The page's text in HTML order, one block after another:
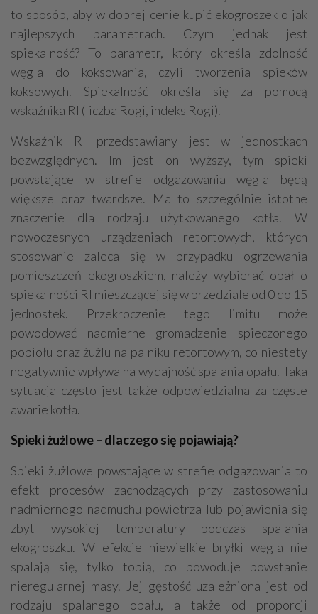
to sposób, aby w dobrej cenie kupić ekogroszek o jak
najlepszych parametrach. Czym jednak jest
spiekalność? To parametr, który określa zdolność
węgla do koksowania, czyli tworzenia spieków
koksowych. Spiekalność określa się za pomocą
wskaźnika RI (liczba Rogi, indeks Rogi).
Wskaźnik RI przedstawiany jest w jednostkach
bezwzględnych. Im jest on wyższy, tym spieki
powstające w strefie odgazowania węgla będą
większe oraz twardsze. Ma to szczególnie istotne
znaczenie dla rodzaju użytkowanego kotła. W
nowoczesnych urządzeniach retortowych, których
stosowanie zaleca się w przypadku ogrzewania
pomieszczeń ekogroszkiem, należy wybierać opał o
spiekalności RI mieszczącej się w przedziale od 0 do 15
jednostek. Przekroczenie tego limitu może
powodować nadmierne gromadzenie spieczonego
popiołu oraz żużlu na palniku retortowym, co niestety
negatywnie wpływa na wydajność spalania opału. Taka
sytuacja często jest także odpowiedzialna za częste
awarie kotła.
Spieki żużlowe – dlaczego się pojawiają?
Spieki żużlowe powstające w strefie odgazowania to
efekt procesów zachodzących przy zastosowaniu
nadmiernego nadmuchu powietrza lub pojawienia się
zbyt wysokiej temperatury podczas spalania
ekogroszku. W efekcie niewielkie bryłki węgla nie
spalają się, tylko topią, co powoduje powstanie
nieregularnej masy. Jej gęstość uzależniona jest od
rodzaju spalanego opału, a także od proporcji